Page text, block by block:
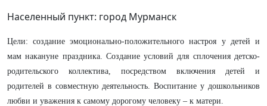
Населенный пункт: город Мурманск
Цели: создание эмоционально-положительного настроя у детей и
мам накануне праздника. Создание условий для сплочения детско-
родительского коллектива, посредством включения детей и
родителей в совместную деятельность. Воспитание у дошкольников
любви и уважения к самому дорогому человеку – к матери.